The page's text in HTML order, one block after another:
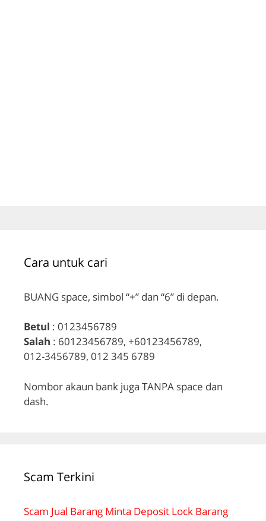
Cara untuk cari
BUANG space, simbol “+” dan “6” di depan.
Betul : 0123456789
Salah : 60123456789, +60123456789,
012-3456789, 012 345 6789
Nombor akaun bank juga TANPA space dan
dash.
Scam Terkini
Scam Jual Barang Minta Deposit Lock Barang